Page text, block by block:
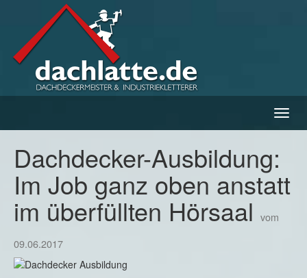
ein-/
Dachdecker-Ausbildung:
Im Job ganz oben anstatt
im überfüllten Hörsaal vom
09.06.2017